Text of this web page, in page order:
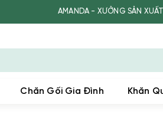
AMANDA - XƯỞNG SẢN XUẤT MAY THEO
Chăn Gối Gia Đình Khăn